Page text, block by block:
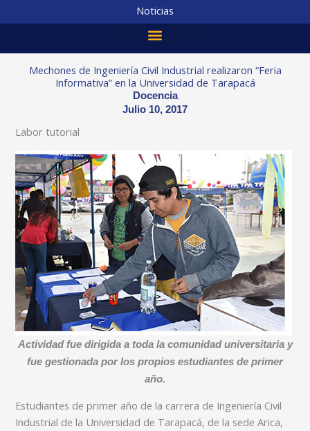
Noticias
Mechones de Ingeniería Civil Industrial realizaron “Feria
Informativa” en la Universidad de Tarapacá
Docencia
Julio 10, 2017
Labor tutorial
Actividad fue dirigida a toda la comunidad universitaria y
fue gestionada por los propios estudiantes de primer
año.
Estudiantes de primer año de la carrera de Ingeniería Civil
Industrial de la Universidad de Tarapacá, de la sede Arica,